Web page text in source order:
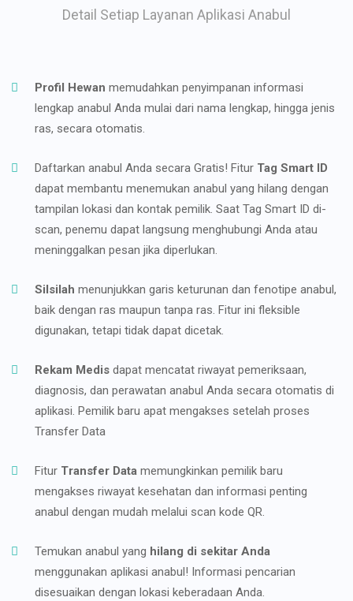
Detail Setiap Layanan Aplikasi Anabul
Profil Hewan memudahkan penyimpanan informasi
lengkap anabul Anda mulai dari nama lengkap, hingga jenis
ras, secara otomatis.
Daftarkan anabul Anda secara Gratis! Fitur Tag Smart ID
dapat membantu menemukan anabul yang hilang dengan
tampilan lokasi dan kontak pemilik. Saat Tag Smart ID di-
scan, penemu dapat langsung menghubungi Anda atau
meninggalkan pesan jika diperlukan.
Silsilah menunjukkan garis keturunan dan fenotipe anabul,
baik dengan ras maupun tanpa ras. Fitur ini fleksible
digunakan, tetapi tidak dapat dicetak.
Rekam Medis dapat mencatat riwayat pemeriksaan,
diagnosis, dan perawatan anabul Anda secara otomatis di
aplikasi. Pemilik baru apat mengakses setelah proses
Transfer Data
Fitur Transfer Data memungkinkan pemilik baru
mengakses riwayat kesehatan dan informasi penting
anabul dengan mudah melalui scan kode QR.
Temukan anabul yang hilang di sekitar Anda
menggunakan aplikasi anabul! Informasi pencarian
disesuaikan dengan lokasi keberadaan Anda.